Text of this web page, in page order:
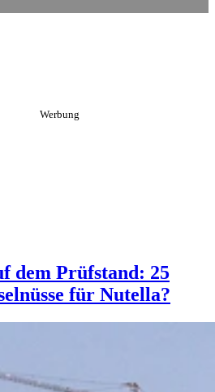
dem Prüfstand: 25
für Nutella?